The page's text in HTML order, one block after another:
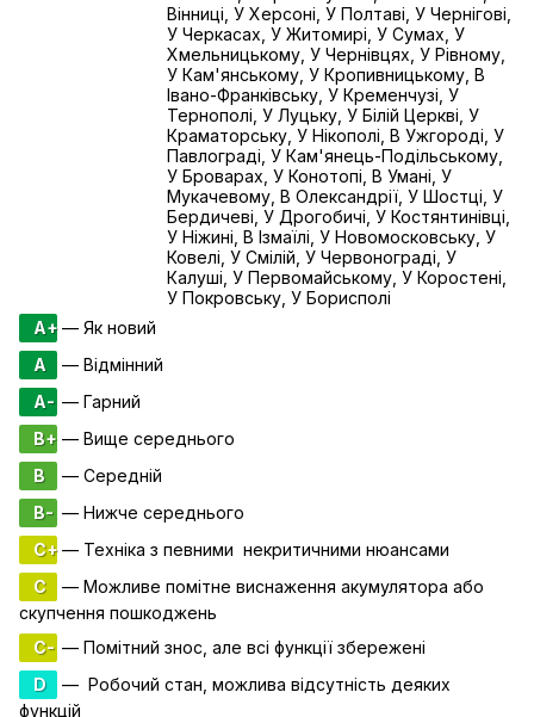
Вінниці, У Херсоні, У Полтаві, У Чернігові,
У Черкасах, У Житомирі, У Сумах, У
Хмельницькому, У Чернівцях, У Рівному,
У Кам'янському, У Кропивницькому, В
Івано-Франківську, У Кременчузі, У
Тернополі, У Луцьку, У Білій Церкві, У
Краматорську, У Нікополі, В Ужгороді, У
Павлограді, У Кам'янець-Подільському,
У Броварах, У Конотопі, В Умані, У
Мукачевому, В Олександрії, У Шостці, У
Бердичеві, У Дрогобичі, У Костянтинівці,
У Ніжині, В Ізмаїлі, У Новомосковську, У
Ковелі, У Смілій, У Червонограді, У
Калуші, У Первомайському, У Коростені,
У Покровську, У Борисполі
A+— Як новий
A
— Відмінний
A- — Гарний
B+ — Вище середнього
B
— Середній
B- — Нижче середнього
C+— Техніка з певними некритичними нюансами
C
— Можливе помітне виснаження акумулятора або
скупчення пошкоджень
C- — Помітний знос, але всі функції збережені
D
— Робочий стан, можлива відсутність деяких
функцій